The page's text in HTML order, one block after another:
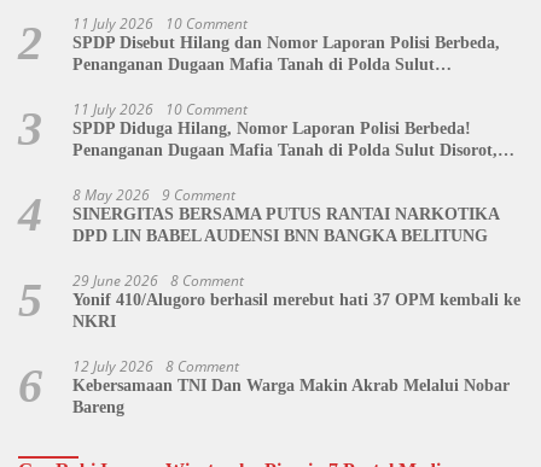
2 11 July 2026 10 Comment
SPDP Disebut Hilang dan Nomor Laporan Polisi Berbeda,
Penanganan Dugaan Mafia Tanah di Polda Sulut
3 11 July 2026 10 Comment
SPDP Diduga Hilang, Nomor Laporan Polisi Berbeda!
Penanganan Dugaan Mafia Tanah di Polda Sulut Disorot,
4 8 May 2026 9 Comment
SINERGITAS BERSAMA PUTUS RANTAI NARKOTIKA
DPD LIN BABEL AUDENSI BNN BANGKA BELITUNG
5 29 June 2026 8 Comment
Yonif 410/Alugoro berhasil merebut hati 37 OPM kembali ke
NKRI
6 12 July 2026 8 Comment
Kebersamaan TNI Dan Warga Makin Akrab Melalui Nobar
Bareng